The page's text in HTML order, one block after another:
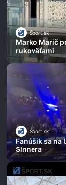
Šport.sk
Marko Marič
rukoväťami
Šport.sk
Fanúšik sa na
Sinnera